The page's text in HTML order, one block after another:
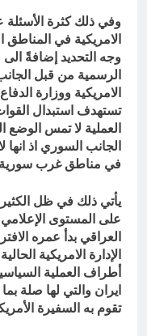
وفي ذلك كثرة
الامريكية في المناطق
وجه التحديد إضافةً
الرسمية من قبل
الامريكية ووزارة
تستهدف استبدال
العملية لا تمس
الجانب السوري اذ
في مناطق غرب
يأتي ذلك في ظل
على المستوى
العراقي بدأ عمره
الإدارة الامريكية
أطراف العملية
ايران والتي لها صلة
تقوم به السفيرة